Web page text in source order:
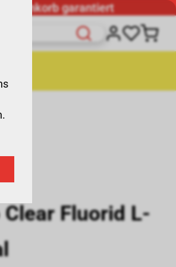
Warenkorb garantiert
Fluorid L-